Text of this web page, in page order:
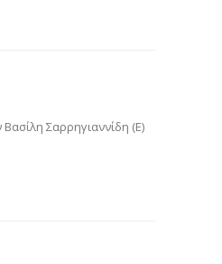
Σαρρηγιαννίδη (E)